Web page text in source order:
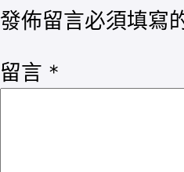
發佈留言必須填寫
留言 *